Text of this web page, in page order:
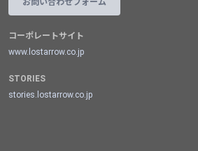
コーポレートサイト
www.lostarrow.co.jp
STORIES
stories.lostarrow.co.jp